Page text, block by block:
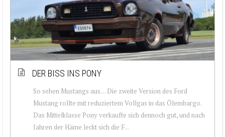
DER BISS INS PONY
So sehen Mustangs aus… Die zweite Version des Ford
Mustang rollte mit reduziertem Vollgas in das Ölembargo.
Das Mittelklasse Pony verkaufte sich dennoch gut, und nach
Jahren der Häme leckt sich die F...